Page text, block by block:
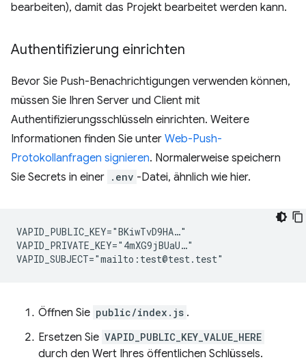
bearbeiten), damit das Projekt bearbeitet werden kann.
Authentifizierung einrichten
Bevor Sie Push-Benachrichtigungen verwenden können,
müssen Sie Ihren Server und Client mit
Authentifizierungsschlüsseln einrichten. Weitere
Informationen finden Sie unter Web-Push-
Protokollanfragen signieren. Normalerweise speichern
Sie Secrets in einer .env -Datei, ähnlich wie hier.
VAPID_PUBLIC_KEY="BKiwTvD9HA…"
VAPID_PRIVATE_KEY="4mXG9jBUaU…"
Öffnen Sie public/index.js .
Ersetzen Sie VAPID_PUBLIC_KEY_VALUE_HERE
durch den Wert Ihres öffentlichen Schlüssels.